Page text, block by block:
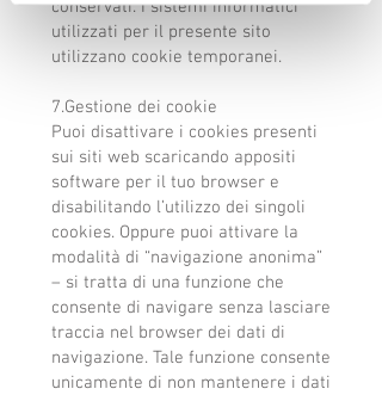
conservati. I sistemi informatici
utilizzati per il presente sito
utilizzano cookie temporanei.
7.Gestione dei cookie
Puoi disattivare i cookies presenti
sui siti web scaricando appositi
software per il tuo browser e
disabilitando l’utilizzo dei singoli
cookies. Oppure puoi attivare la
modalità di “navigazione anonima”
– si tratta di una funzione che
consente di navigare senza lasciare
traccia nel browser dei dati di
navigazione. Tale funzione consente
unicamente di non mantenere i dati